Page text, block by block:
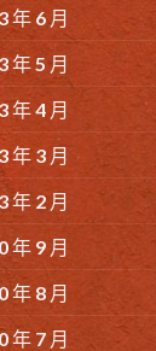
年 6 月
年 5 月
年 4 月
年 3 月
年 2 月
年 9 月
年 8 月
年 7 月